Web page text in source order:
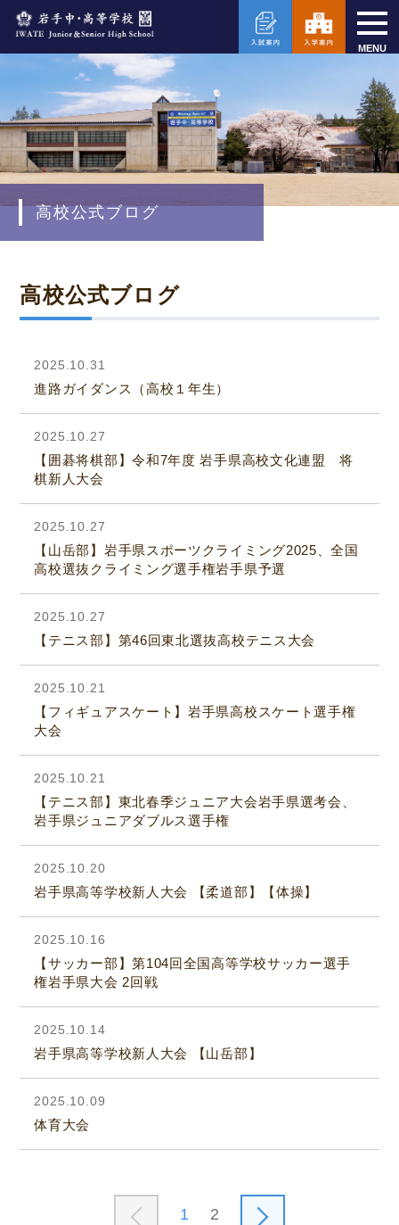
MENU
高校公式ブログ
高校公式ブログ
2025.10.31
進路ガイダンス（高校１年生）
2025.10.27
【囲碁将棋部】令和7年度 岩手県高校文化連盟 将
棋新人大会
2025.10.27
【山岳部】岩手県スポーツクライミング2025、全国
高校選抜クライミング選手権岩手県予選
2025.10.27
【テニス部】第46回東北選抜高校テニス大会
2025.10.21
【フィギュアスケート】岩手県高校スケート選手権
大会
2025.10.21
【テニス部】東北春季ジュニア大会岩手県選考会、
岩手県ジュニアダブルス選手権
2025.10.20
岩手県高等学校新人大会 【柔道部】【体操】
2025.10.16
【サッカー部】第104回全国高等学校サッカー選手
権岩手県大会 2回戦
2025.10.14
岩手県高等学校新人大会 【山岳部】
2025.10.09
体育大会
1 2